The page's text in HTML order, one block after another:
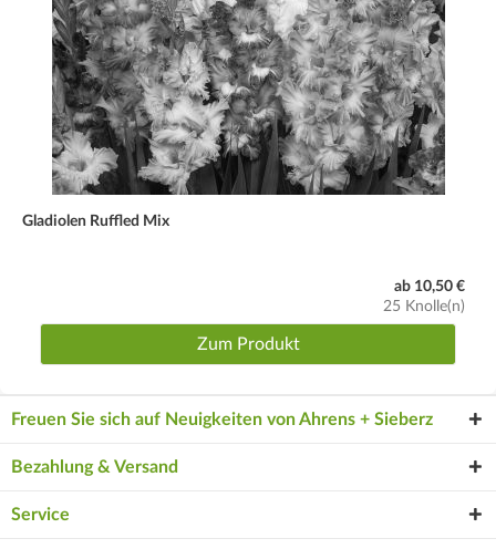
Gladiolen Ruffled Mix
ab 10,50 €
25 Knolle(n)
Zum Produkt
Freuen Sie sich auf Neuigkeiten von Ahrens + Sieberz
Bezahlung & Versand
Service